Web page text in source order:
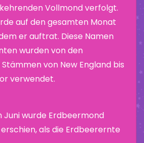
Vollmond verfolgt.
auf den gesamten Monat
er auftrat. Diese Namen
wurden von den
von New England bis
verwendet.
Juni wurde Erdbeermond
als die Erdbeerernte